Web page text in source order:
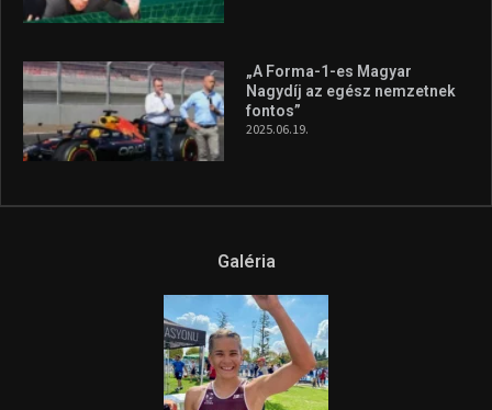
„A Forma-1-es Magyar
Nagydíj az egész nemzetnek
fontos”
2025.06.19.
Galéria